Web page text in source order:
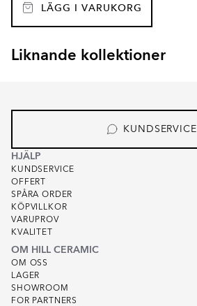
LÄGG I VARUKORG
Liknande kollektioner
ORVIANE
KUNDSERVICE
HJÄLP
KUNDSERVICE
OFFERT
SPÅRA ORDER
KÖPVILLKOR
VARUPROV
KVALITET
OM HILL CERAMIC
OM OSS
LAGER
SHOWROOM
FOR PARTNERS